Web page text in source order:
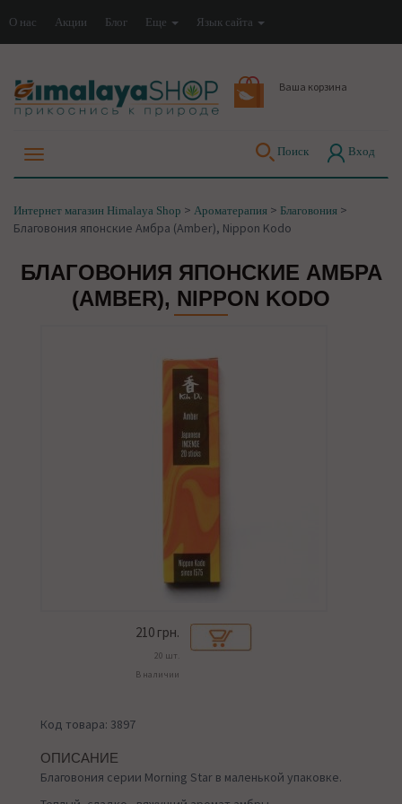
О нас Акции Блог Еще Язык сайта
Ваша корзина
Поиск Вход
Интернет магазин Himalaya Shop > Ароматерапия > Благовония >
Благовония японские Амбра (Amber), Nippon Kodo
БЛАГОВОНИЯ ЯПОНСКИЕ АМБРА
(AMBER), NIPPON KODO
210 грн.
20 шт.
В наличии
Код товара: 3897
ОПИСАНИЕ
Благовония серии Morning Star в маленькой упаковке.